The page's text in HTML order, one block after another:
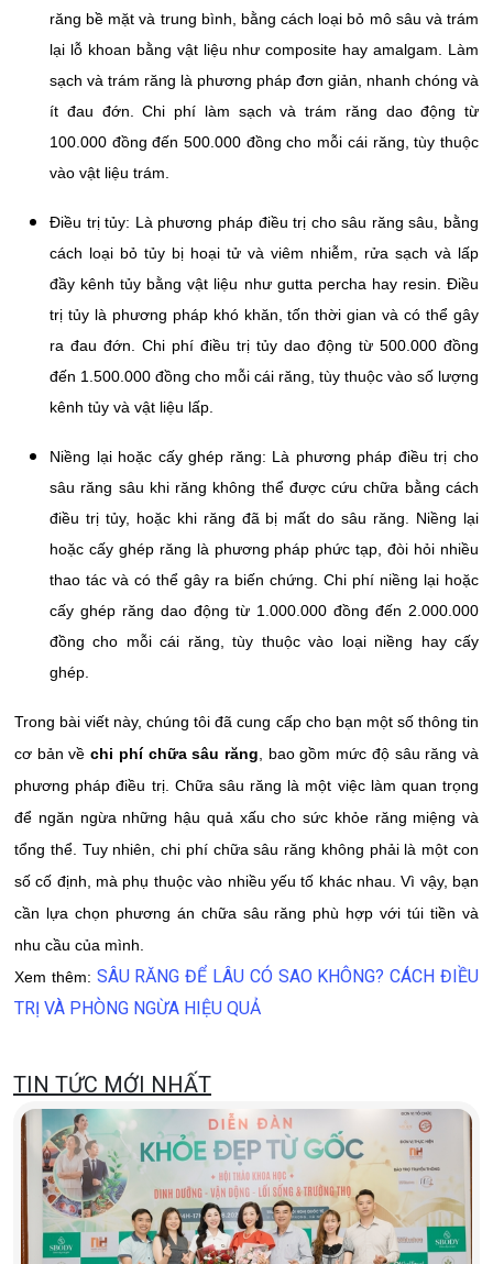
răng bề mặt và trung bình, bằng cách loại bỏ mô sâu và trám
lại lỗ khoan bằng vật liệu như composite hay amalgam. Làm
sạch và trám răng là phương pháp đơn giản, nhanh chóng và
ít đau đớn. Chi phí làm sạch và trám răng dao động từ
100.000 đồng đến 500.000 đồng cho mỗi cái răng, tùy thuộc
vào vật liệu trám.
Điều trị tủy: Là phương pháp điều trị cho sâu răng sâu, bằng
cách loại bỏ tủy bị hoại tử và viêm nhiễm, rửa sạch và lấp
đầy kênh tủy bằng vật liệu như gutta percha hay resin. Điều
trị tủy là phương pháp khó khăn, tốn thời gian và có thể gây
ra đau đớn. Chi phí điều trị tủy dao động từ 500.000 đồng
đến 1.500.000 đồng cho mỗi cái răng, tùy thuộc vào số lượng
kênh tủy và vật liệu lấp.
Niềng lại hoặc cấy ghép răng: Là phương pháp điều trị cho
sâu răng sâu khi răng không thể được cứu chữa bằng cách
điều trị tủy, hoặc khi răng đã bị mất do sâu răng. Niềng lại
hoặc cấy ghép răng là phương pháp phức tạp, đòi hỏi nhiều
thao tác và có thể gây ra biến chứng. Chi phí niềng lại hoặc
cấy ghép răng dao động từ 1.000.000 đồng đến 2.000.000
đồng cho mỗi cái răng, tùy thuộc vào loại niềng hay cấy
ghép.
Trong bài viết này, chúng tôi đã cung cấp cho bạn một số thông tin
cơ bản vềchi phí chữa sâu răng, bao gồm mức độ sâu răng và
phương pháp điều trị. Chữa sâu răng là một việc làm quan trọng
để ngăn ngừa những hậu quả xấu cho sức khỏe răng miệng và
tổng thể. Tuy nhiên, chi phí chữa sâu răng không phải là một con
số cố định, mà phụ thuộc vào nhiều yếu tố khác nhau. Vì vậy, bạn
cần lựa chọn phương án chữa sâu răng phù hợp với túi tiền và
nhu cầu của mình.
Xem thêm: SÂU RĂNG ĐỂ LÂU CÓ SAO KHÔNG? CÁCH ĐIỀU
TRỊ VÀ PHÒNG NGỪA HIỆU QUẢ
TIN TỨC MỚI NHẤT